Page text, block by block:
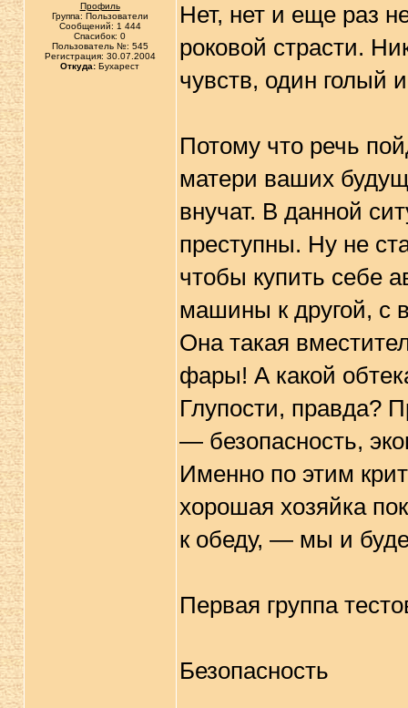
Профиль
Группа: Пользователи
Сообщений: 1 444
Спасибок: 0
Пользователь №: 545
Регистрация: 30.07.2004
Откуда: Бухарест
Нет, нет и еще раз
роковой страсти.
чувств, один голый
Потому что речь
матери ваших
внучат. В данной
преступны. Ну не
чтобы купить себе
машины к другой, с
Она такая
фары! А какой
Глупости, правда?
— безопасность,
Именно по этим
хорошая хозяйка
к обеду, — мы и
Первая группа
Безопасность